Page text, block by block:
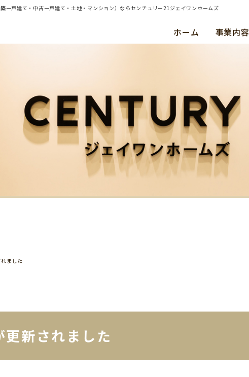
一戸建て・中古一戸建て・土地・マンション）ならセンチュリー21ジェイワンホームズ
ホーム 事業内容
ました
新されました